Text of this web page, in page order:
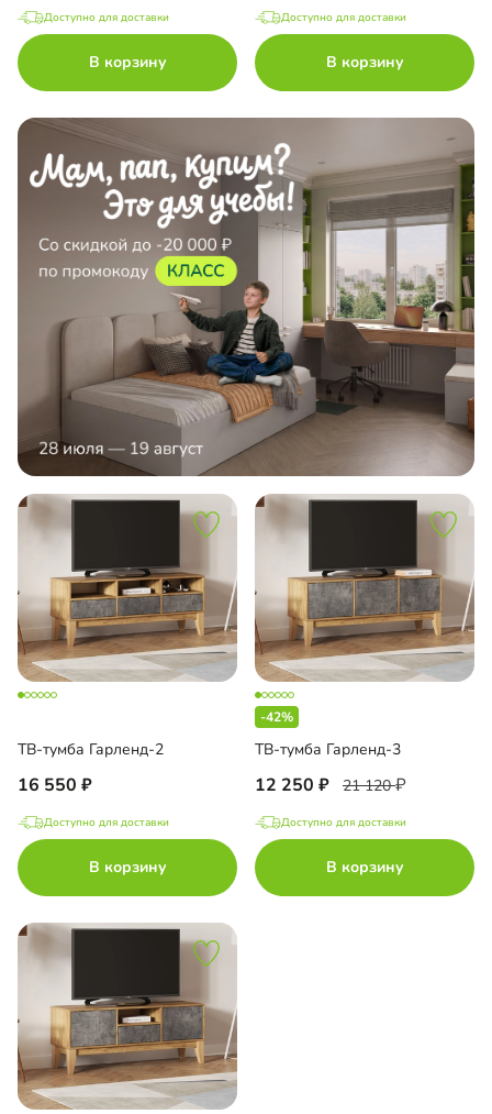
Доступно для доставки
В корзину
Доступно для доставки
В корзину
ТВ-тумба Гарленд-2
16 550
Доступно для доставки
В корзину
-42%
ТВ-тумба Гарленд-3
12 250 21 120
Доступно для доставки
В корзину